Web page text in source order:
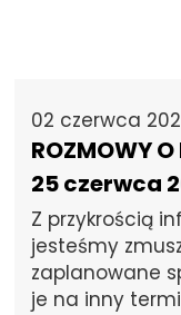
02 czerwca
ROZMOWY
25 czerwca
Z przykrością
jesteśmy
zaplanowane
je na inny